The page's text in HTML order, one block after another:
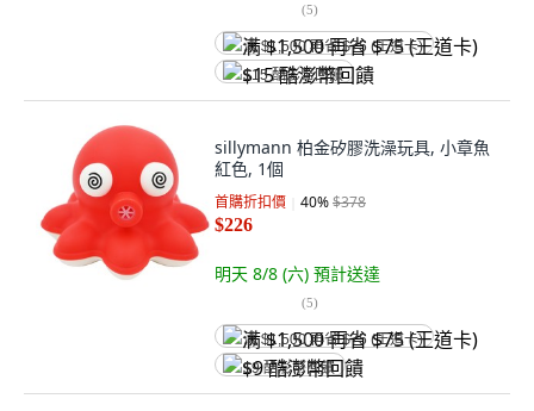
(5)
满 $1,500 再省 $75 (王道卡)
$15 酷澎幣回饋
sillymann 柏金矽膠洗澡玩具, 小章魚
紅色, 1個
首購折扣價 40%$378
$226
明天 8/8 (六) 預計送達
(5)
满 $1,500 再省 $75 (王道卡)
$9 酷澎幣回饋